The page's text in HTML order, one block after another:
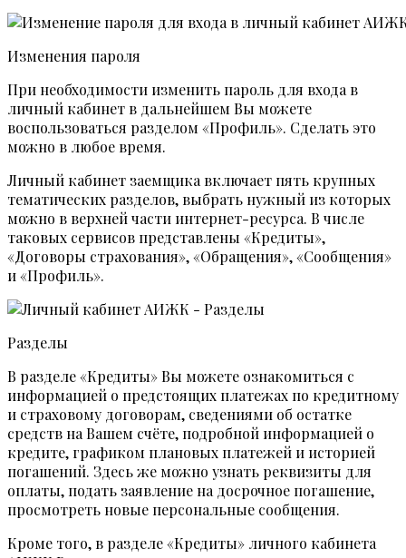
Изменения пароля
При необходимости изменить пароль для входа в
личный кабинет в дальнейшем Вы можете
воспользоваться разделом «Профиль». Сделать это
можно в любое время.
Личный кабинет заемщика включает пять крупных
тематических разделов, выбрать нужный из которых
можно в верхней части интернет-ресурса. В числе
таковых сервисов представлены «Кредиты»,
«Договоры страхования», «Обращения», «Сообщения»
и «Профиль».
Разделы
В разделе «Кредиты» Вы можете ознакомиться с
информацией о предстоящих платежах по кредитному
и страховому договорам, сведениями об остатке
средств на Вашем счёте, подробной информацией о
кредите, графиком плановых платежей и историей
погашений. Здесь же можно узнать реквизиты для
оплаты, подать заявление на досрочное погашение,
просмотреть новые персональные сообщения.
Кроме того, в разделе «Кредиты» личного кабинета